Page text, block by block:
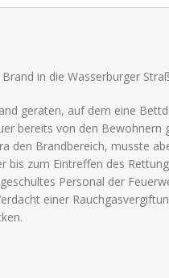
in die Wasserburger
geraten, auf dem eine
bereits von den Bewohnern
den Brandbereich, musste
bis zum Eintreffen des
Personal der
einer